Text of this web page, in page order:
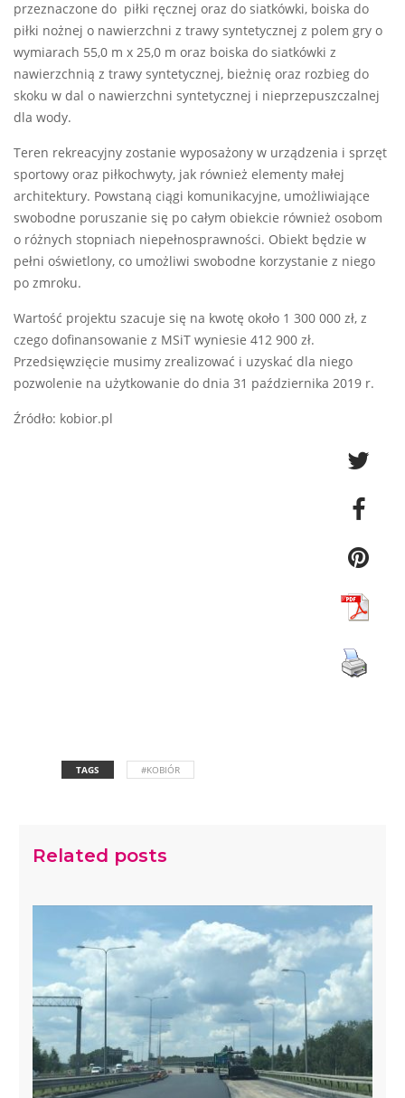
przeznaczone do piłki ręcznej oraz do siatkówki, boiska do
piłki nożnej o nawierzchni z trawy syntetycznej z polem gry o
wymiarach 55,0 m x 25,0 m oraz boiska do siatkówki z
nawierzchnią z trawy syntetycznej, bieżnię oraz rozbieg do
skoku w dal o nawierzchni syntetycznej i nieprzepuszczalnej
dla wody.
Teren rekreacyjny zostanie wyposażony w urządzenia i sprzęt
sportowy oraz piłkochwyty, jak również elementy małej
architektury. Powstaną ciągi komunikacyjne, umożliwiające
swobodne poruszanie się po całym obiekcie również osobom
o różnych stopniach niepełnosprawności. Obiekt będzie w
pełni oświetlony, co umożliwi swobodne korzystanie z niego
po zmroku.
Wartość projektu szacuje się na kwotę około 1 300 000 zł, z
czego dofinansowanie z MSiT wyniesie 412 900 zł.
Przedsięwzięcie musimy zrealizować i uzyskać dla niego
pozwolenie na użytkowanie do dnia 31 października 2019 r.
Źródło: kobior.pl
TAGS #KOBIÓR
Related posts